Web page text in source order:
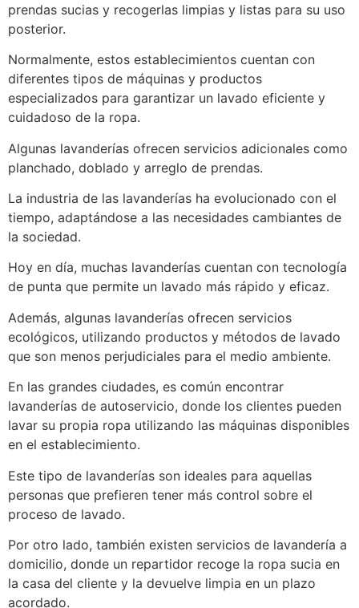
prendas sucias y recogerlas limpias y listas para su uso
posterior.
Normalmente, estos establecimientos cuentan con
diferentes tipos de máquinas y productos
especializados para garantizar un lavado eficiente y
cuidadoso de la ropa.
Algunas lavanderías ofrecen servicios adicionales como
planchado, doblado y arreglo de prendas.
La industria de las lavanderías ha evolucionado con el
tiempo, adaptándose a las necesidades cambiantes de
la sociedad.
Hoy en día, muchas lavanderías cuentan con tecnología
de punta que permite un lavado más rápido y eficaz.
Además, algunas lavanderías ofrecen servicios
ecológicos, utilizando productos y métodos de lavado
que son menos perjudiciales para el medio ambiente.
En las grandes ciudades, es común encontrar
lavanderías de autoservicio, donde los clientes pueden
lavar su propia ropa utilizando las máquinas disponibles
en el establecimiento.
Este tipo de lavanderías son ideales para aquellas
personas que prefieren tener más control sobre el
proceso de lavado.
Por otro lado, también existen servicios de lavandería a
domicilio, donde un repartidor recoge la ropa sucia en
la casa del cliente y la devuelve limpia en un plazo
acordado.